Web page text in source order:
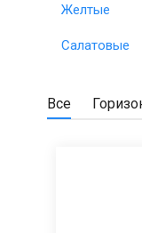
Желтые
Салатовые
Все